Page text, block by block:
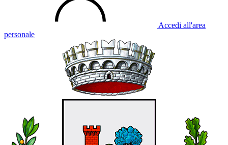
Accedi all'area
personale